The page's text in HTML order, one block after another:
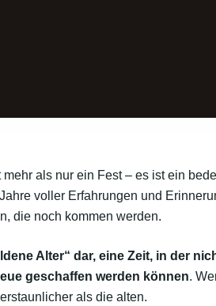
als nur ein Fest – es ist ein
voller Erfahrungen und
die noch kommen werden.
Alter“ dar, eine Zeit, in der
geschaffen werden können.
als die alten.